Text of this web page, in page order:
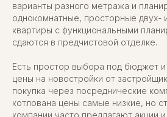
варианты разного метража и
однокомнатные, просторные двух-
квартиры с функциональными
сдаются в предчистовой отделке.
Есть простор выбора под бюджет и
цены на новостройки от
покупка через посреднические
котлована цены самые низкие, но